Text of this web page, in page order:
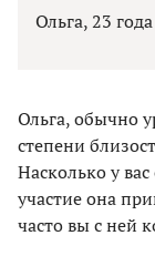
Ольга, 23 года
Ольга, обычно
степени
Насколько у
участие она
часто вы с ней